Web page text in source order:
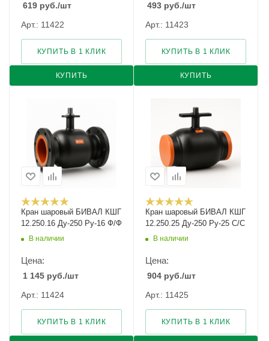
619 руб./шт
Арт.: 11422
КУПИТЬ
КУПИТЬ В 1 КЛИК
493 руб./шт
Арт.: 11423
КУПИТЬ
КУПИТЬ В 1 КЛИК
Кран шаровый БИВАЛ КШГ
12.250.16 Ду-250 Ру-16 Ф/Ф
В наличии
Цена:
1 145 руб./шт
Арт.: 11424
КУПИТЬ В 1 КЛИК
Кран шаровый БИВАЛ КШГ
12.250.25 Ду-250 Ру-25 С/С
В наличии
Цена:
904 руб./шт
Арт.: 11425
КУПИТЬ В 1 КЛИК